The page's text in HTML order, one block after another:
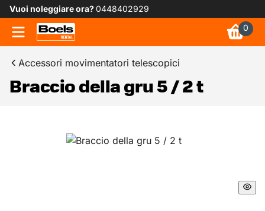
Vuoi noleggiare ora?0448402929
0
Accessori movimentatori telescopici
Braccio della gru 5 / 2 t